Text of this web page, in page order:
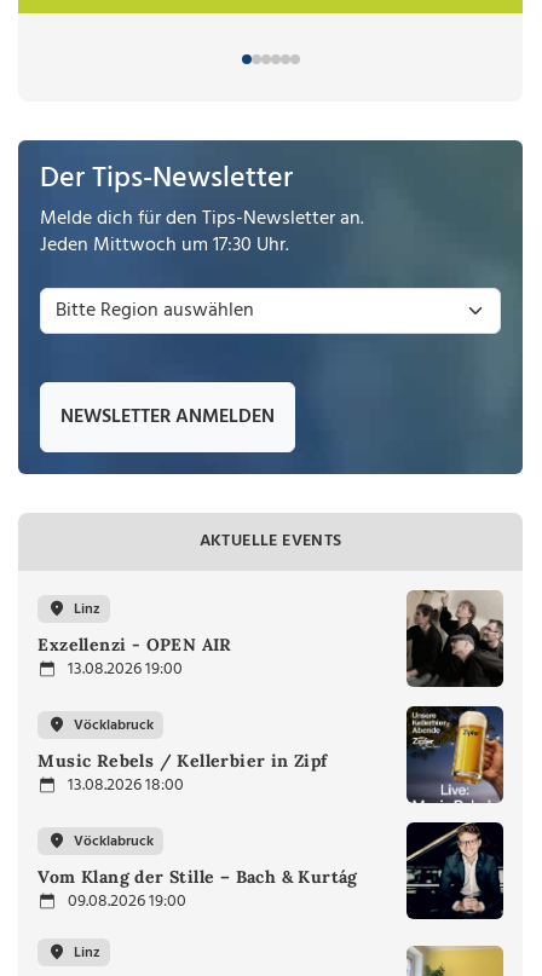
Der Tips-Newsletter
Melde dich für den Tips-Newsletter an.
Jeden Mittwoch um 17:30 Uhr.
NEWSLETTER ANMELDEN
AKTUELLE EVENTS
Linz
Exzellenzi - OPEN AIR
13.08.2026 19:00
Vöcklabruck
Music Rebels / Kellerbier in Zipf
13.08.2026 18:00
Vöcklabruck
Vom Klang der Stille – Bach & Kurtág
09.08.2026 19:00
Linz